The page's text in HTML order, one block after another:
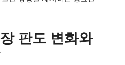
판도 변화와